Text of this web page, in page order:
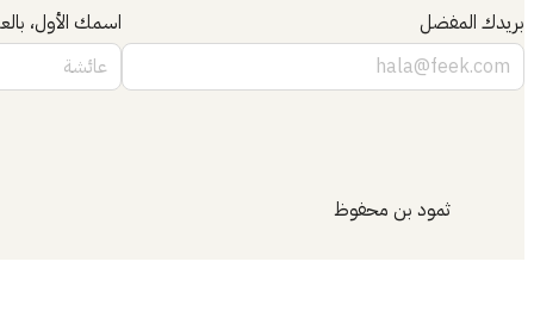
بريدك المفضل اسمك الأول،
ثمود بن محفوظ